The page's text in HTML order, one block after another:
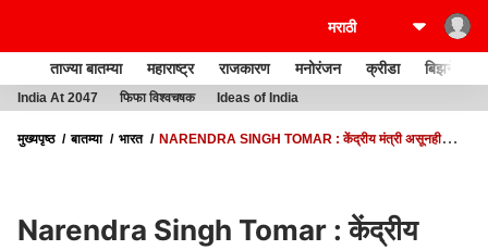
ताज्या बातम्या महाराष्ट्र राजकारण मनोरंजन क्रीडा बिझनेस
India At 2047 फिफा विश्वचषक Ideas of India
मुख्यपृष्ठ बातम्या भारत
NARENDRA SINGH TOMAR : केंद्रीय मंत्री असूनही
Narendra Singh Tomar : केंद्रीय